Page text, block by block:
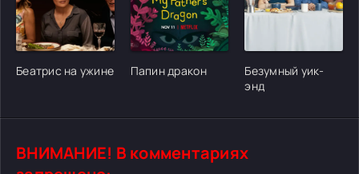
[/xfgiven_cvh_poster_urlcvh_poster_url]
Беатрис на ужине
[/xfgiven_cvh_poster_urlcvh_poster_url]
Папин дракон
Безумный уик-
энд
ВНИМАНИЕ! В комментариях